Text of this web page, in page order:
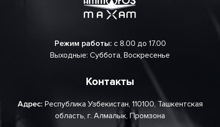
Режим работы: с 8.00 до 17.00
Выходные: Суббота, Воскресенье
Контакты
Адрес: Республика Узбекистан, 110100, Ташкентская
область, г. Алмалык, Промзона